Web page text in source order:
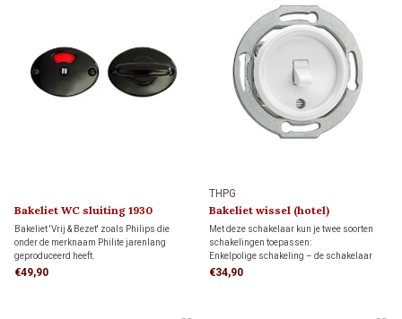
Bakeliet WC sluiting 1930
Bakeliet 'Vrij & Bezet' zoals Philips die
onder de merknaam Philite jarenlang
geproduceerd heeft.
€49,90
THPG
Bakeliet wissel (hotel)
schakelaar 1930
Met deze schakelaar kun je twee soorten
schakelingen toepassen:
Enkelpolige schakeling – de schakelaar
bedient een lamp of lampgroep.
€34,90